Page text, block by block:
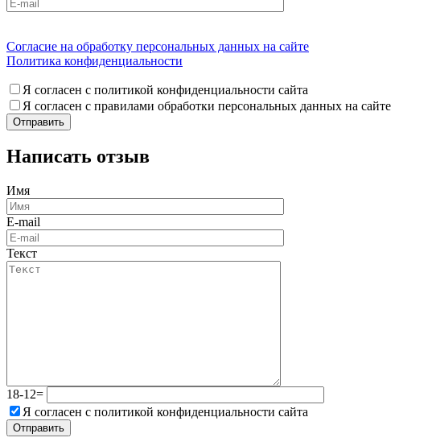
Согласие на обработку персональных данных на сайте
Политика конфиденциальности
Я согласен с политикой конфиденциальности сайта
Я согласен с правилами обработки персональных данных на сайте
Написать отзыв
Имя
E-mail
Текст
18-12=
Я согласен с политикой конфиденциальности сайта